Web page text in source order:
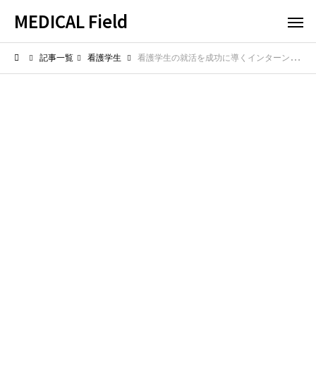
MEDICAL Field
記事一覧 看護学生 看護学生の就活を成功に導くインターンの活用法！早期内定を獲得する鍵